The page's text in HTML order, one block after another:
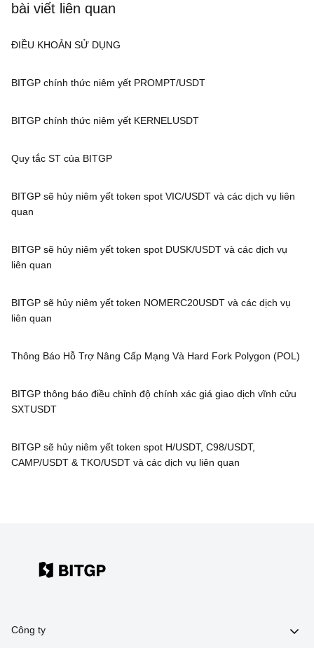
bài viết liên quan
ĐIỀU KHOẢN SỬ DỤNG
BITGP chính thức niêm yết PROMPT/USDT
BITGP chính thức niêm yết KERNELUSDT
Quy tắc ST của BITGP
BITGP sẽ hủy niêm yết token spot VIC/USDT và các dịch vụ liên
quan
BITGP sẽ hủy niêm yết token spot DUSK/USDT và các dịch vụ
liên quan
BITGP sẽ hủy niêm yết token NOMERC20USDT và các dịch vụ
liên quan
Thông Báo Hỗ Trợ Nâng Cấp Mạng Và Hard Fork Polygon (POL)
BITGP thông báo điều chỉnh độ chính xác giá giao dịch vĩnh cửu
SXTUSDT
BITGP sẽ hủy niêm yết token spot H/USDT, C98/USDT,
CAMP/USDT & TKO/USDT và các dịch vụ liên quan
Công ty